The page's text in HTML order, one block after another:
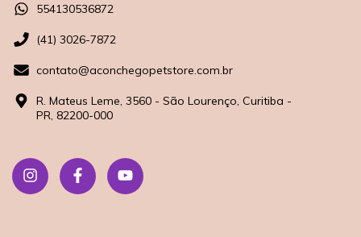
554130536872
(41) 3026-7872
contato@aconchegopetstore.com.br
R. Mateus Leme, 3560 - São Lourenço, Curitiba -
PR, 82200-000